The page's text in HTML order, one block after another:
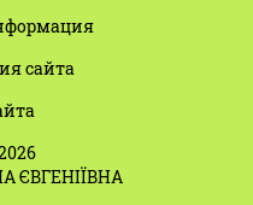
сайта
ЄВГЕНІЇВНА